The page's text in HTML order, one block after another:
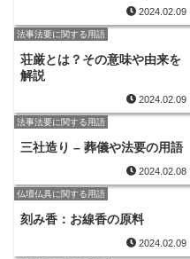
2024.02.09
法事法要に関する用語
荘厳とは？その意味や由来を
解説
2024.02.09
法事法要に関する用語
三社造り – 葬儀や法要の用語
2024.02.08
仏壇仏具に関する用語
刻み香：お線香の原料
2024.02.09